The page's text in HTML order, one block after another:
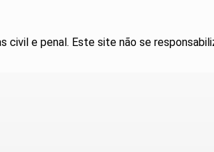
e penal. Este site não se